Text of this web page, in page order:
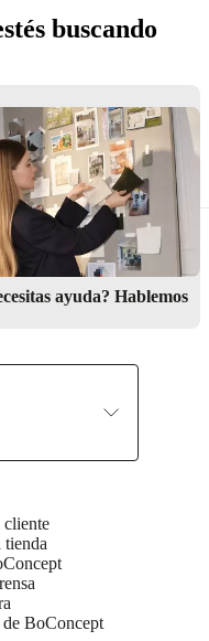
buscando
Cuidado del
ayuda? Hablemos
tienda
BoConcept